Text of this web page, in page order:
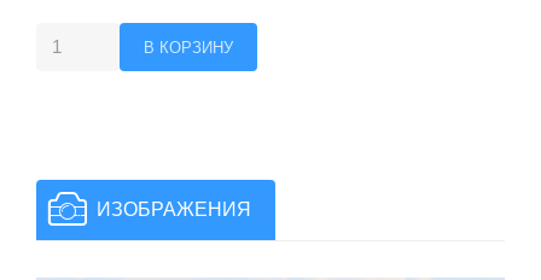
ИЗОБРАЖЕНИЯ